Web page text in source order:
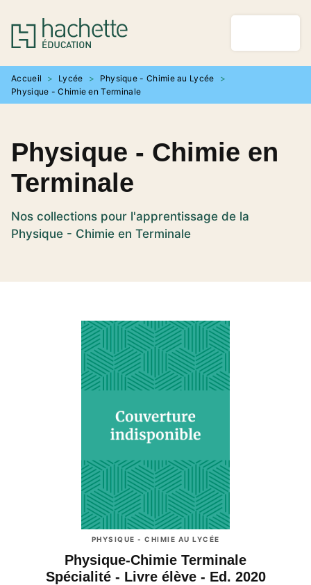
MENU RECHERCHE
PIED DE PAGE
Accueil > Lycée > Physique - Chimie au Lycée
>
Physique - Chimie en Terminale
Physique - Chimie en
Terminale
Nos collections pour l'apprentissage de la
Physique - Chimie en Terminale
PHYSIQUE - CHIMIE AU LYCÉE
Physique-Chimie Terminale
Spécialité - Livre élève - Ed. 2020